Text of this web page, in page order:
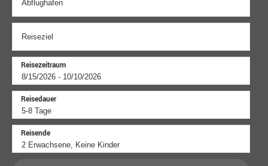
Reisezeitraum
Reisedauer
Reisende